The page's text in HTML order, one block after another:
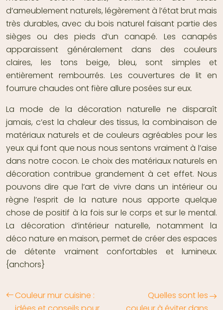
d’ameublement naturels, légèrement à l’état brut mais
très durables, avec du bois naturel faisant partie des
sièges ou des pieds d’un canapé. Les canapés
apparaissent généralement dans des couleurs
claires, les tons beige, bleu, sont simples et
entièrement rembourrés. Les couvertures de lit en
fourrure chaudes ont fière allure posées sur eux.
Lamode de la décoration naturelle ne disparaît
jamais, c’est la chaleur des tissus, la combinaison de
matériaux naturels et de couleurs agréables pour les
yeux qui font que nous nous sentons vraiment à l’aise
dans notre cocon. Le choix des matériaux naturels en
décoration contribue grandement à cet effet. Nous
pouvons dire que l’art de vivre dans un intérieur ou
règne l’esprit de la nature nous apporte quelque
chose de positif à la fois sur le corps et sur le mental.
La décoration d’intérieur naturelle, notamment la
déco nature en maison, permet de créer des espaces
de détente vraiment confortables et lumineux.
{anchors}
Couleur mur cuisine :
Quelles sont les